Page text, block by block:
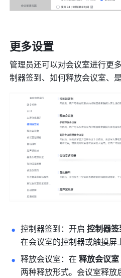
更多设置
管理员还可以对会议室进行更
制器签到、如何释放会议室、
控制器签到：开启 控制器
在会议室的控制器或触摸屏
释放会议室：在 释放会议室
两种释放形式。会议室释放